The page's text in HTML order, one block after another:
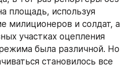
площадь, используя
милиционеров и солдат, а
участках оцепления
была различной. Но
становилось все